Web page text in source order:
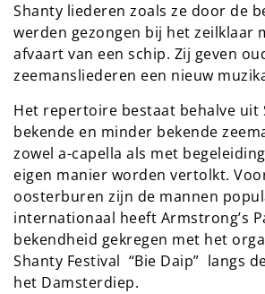
Shanty liederen zoals ze door de
werden gezongen bij het zeilklaar
afvaart van een schip. Zij geven
zeemansliederen een nieuw
Het repertoire bestaat behalve uit
bekende en minder bekende
zowel a-capella als met
eigen manier worden vertolkt.
oosterburen zijn de mannen
internationaal heeft Armstrong’s
bekendheid gekregen met het
Shanty Festival “Bie Daip” langs
het Damsterdiep.